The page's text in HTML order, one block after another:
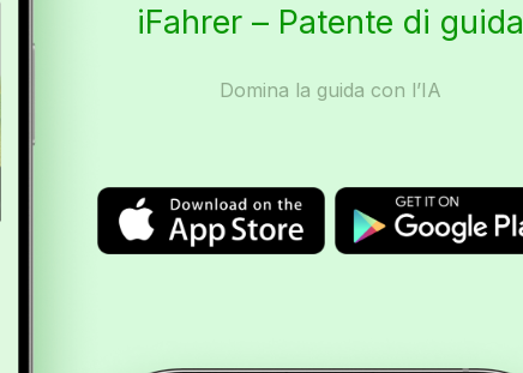
iFahrer – Patente di guida
Domina la guida con l’IA